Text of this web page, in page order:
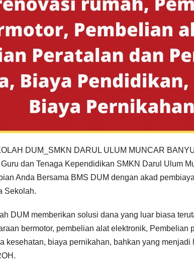
DUM_SMKN DARUL ULUM MUNCAR
dan Tenaga Kependidikan SMKN Darul Ulum
Anda Bersama BMS DUM dengan akad
Sekolah.
DUM memberikan solusi dana yang luar biasa
bermotor, pembelian alat elektronik, Pembelian
kesehatan, biaya pernikahan, bahkan yang